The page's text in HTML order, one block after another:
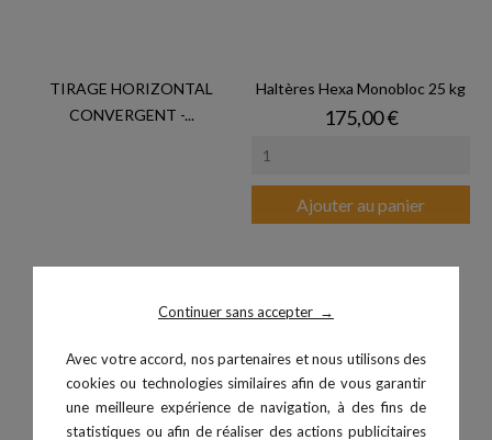
Continuer sans accepter →
Avec votre accord, nos partenaires et nous utilisons des
cookies ou technologies similaires afin de vous garantir
une meilleure expérience de navigation, à des fins de
statistiques ou afin de réaliser des actions publicitaires
TIRAGE HORIZONTAL
CONVERGENT -...
Haltères Hexa Monobloc 25 kg
Prix
175,00 €
Ajouter au panier